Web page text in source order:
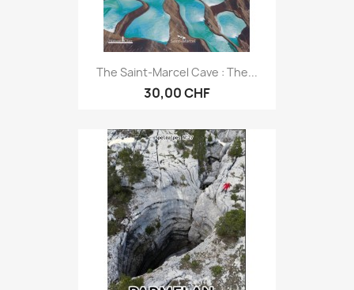
The Saint-Marcel Cave : The...
30,00 CHF